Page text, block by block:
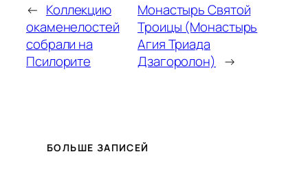
← Коллекцию
окаменелостей
собрали на
Псилорите
Монастырь Святой
Троицы (Монастырь
Агия Триада
Дзагоролон) →
БОЛЬШЕ ЗАПИСЕЙ